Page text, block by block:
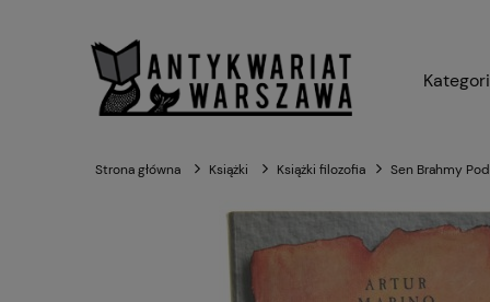
Strona główna Książki Książki filozofia Sen Brahmy